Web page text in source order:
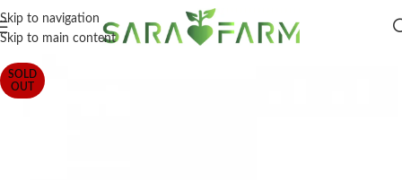
Skip to navigation
Skip to main content
SOLD
OUT